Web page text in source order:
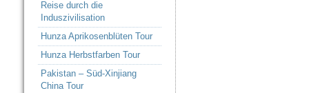
Reise durch die
Induszivilisation
Hunza Aprikosenblüten Tour
Hunza Herbstfarben Tour
Pakistan – Süd-Xinjiang
China Tour